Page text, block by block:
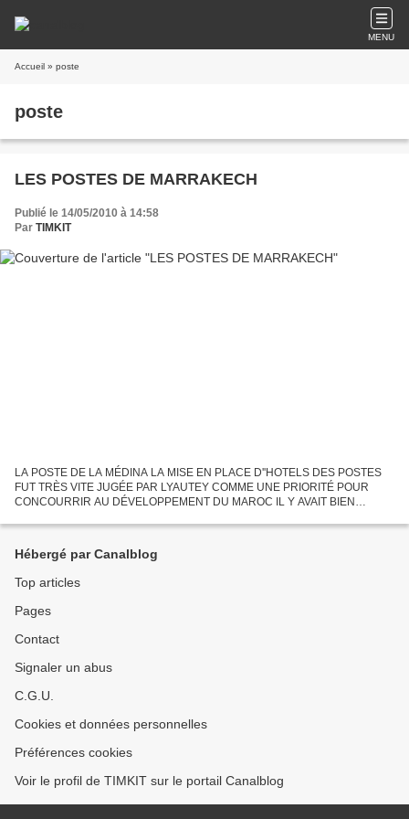
MENU
Accueil » poste
poste
LES POSTES DE MARRAKECH
Publié le 14/05/2010 à 14:58
Par TIMKIT
LA POSTE DE LA MÉDINA LA MISE EN PLACE D''HOTELS DES POSTES
FUT TRÈS VITE JUGÉE PAR LYAUTEY COMME UNE PRIORITÉ POUR
CONCOURRIR AU DÉVELOPPEMENT DU MAROC IL Y AVAIT BIEN
ET PROCHE DU PALAIS DU...
Hébergé par Canalblog
Top articles
Pages
Contact
Signaler un abus
C.G.U.
Cookies et données personnelles
Préférences cookies
Voir le profil de TIMKIT sur le portail Canalblog